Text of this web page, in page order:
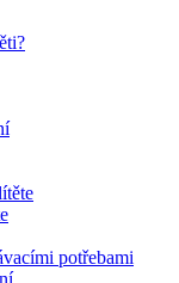
potřebami